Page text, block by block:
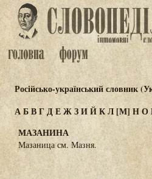
Російсько-український словник
АБВГДЕЖЗИЙКЛ[М] НО
МАЗАНИНА
Мазаница см. Мазня.